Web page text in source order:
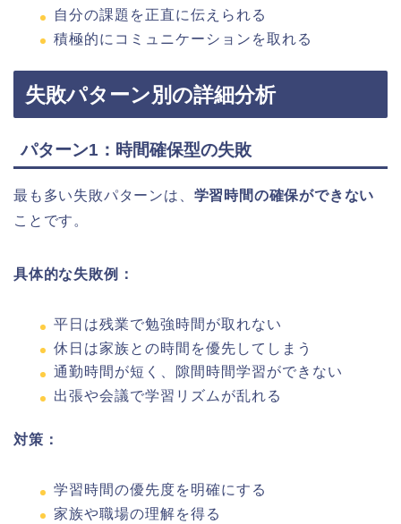
自分の課題を正直に伝えられる
積極的にコミュニケーションを取れる
失敗パターン別の詳細分析
パターン1：時間確保型の失敗
最も多い失敗パターンは、 学習時間の確保ができない
ことです。
具体的な失敗例：
平日は残業で勉強時間が取れない
休日は家族との時間を優先してしまう
通勤時間が短く、隙間時間学習ができない
出張や会議で学習リズムが乱れる
対策：
学習時間の優先度を明確にする
家族や職場の理解を得る